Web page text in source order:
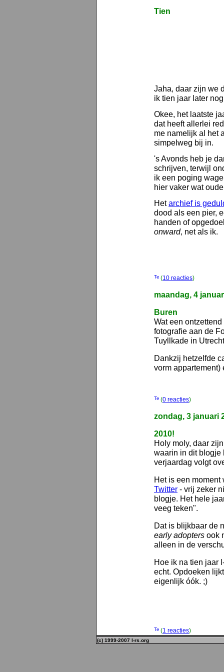
Tien
Jaha, daar zijn we
ik tien jaar later
Okee, het laatste
dat heeft allerlei
me namelijk al het
simpelweg bij in.
's Avonds heb je
schrijven, terwijl
ik een poging
hier vaker wat
Hetarchief is
dood als een pier,
handen of
onward, net als ik.
(10 reacties)
maandag, 4
Buren
Wat een
fotografie aan de
Tuyllkade in
Dankzij hetzelfde
vorm
(0 reacties)
zondag, 3 januari
2010!
Holy moly, daar
waarin in dit blogje
verjaardag volgt
Het is een
Twitter - vrij zeker
blogje. Het hele
veeg teken".
Dat is blijkbaar de
early adopters ook
alleen in de
Hoe ik na tien jaar
echt. Opdoeken
eigenlijk óók. ;)
(1 reacties)
(c) 1999-2007 l-rs.org